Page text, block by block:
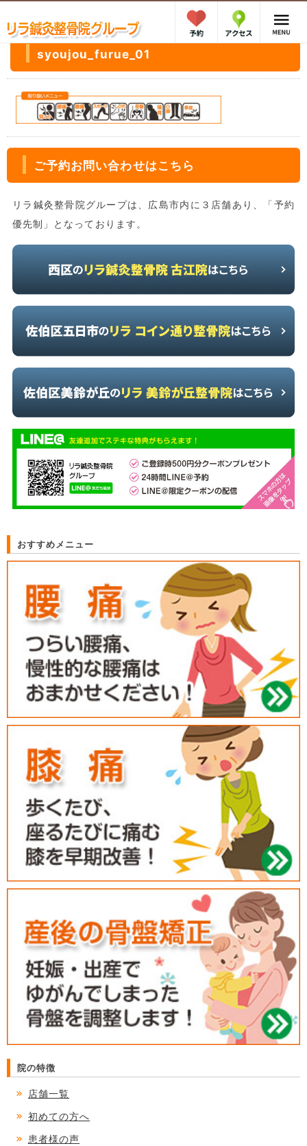
syoujou_furue_01
ご予約お問い合わせはこちら
リラ鍼灸整骨院グループは、広島市内に３店舗あり、「予約
優先制」となっております。
おすすめメニュー
院の特徴
店舗一覧
初めての方へ
患者様の声